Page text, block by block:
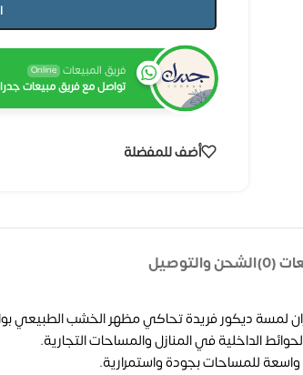
فريق المبيعات Online
تواصل مع فريق مبيعات
أضف للمفضلة
(0) الشحن والتوصيل
الداخلية في المنازل والمساحات التجارية.